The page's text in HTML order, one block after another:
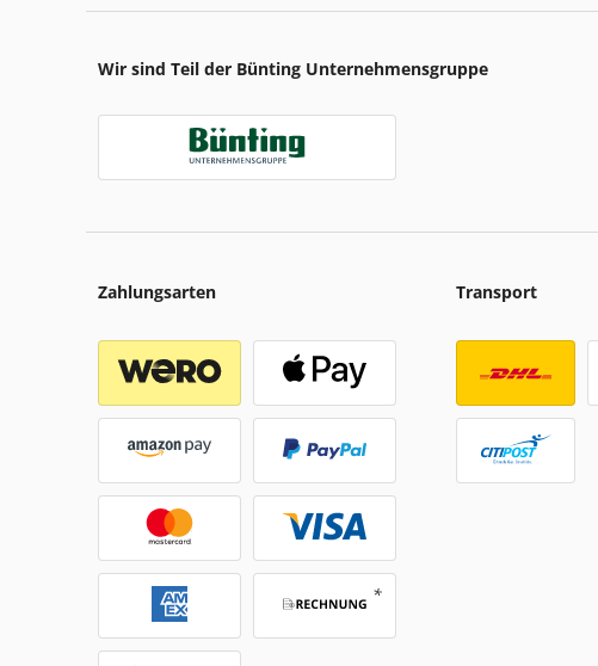
Wir sind Teil der Bünting Unternehmensgruppe
Zahlungsarten Transport